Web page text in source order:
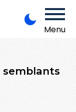
Menu
semblants